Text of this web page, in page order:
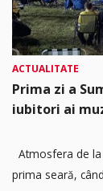
ACTUALITATE
Prima zi a
iubitori ai
Atmosfera de
prima seară,